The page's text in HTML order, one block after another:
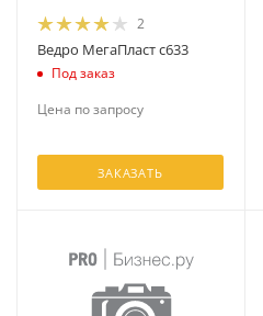
2
Ведро МегаПласт с633
Под заказ
Цена по запросу
ЗАКАЗАТЬ